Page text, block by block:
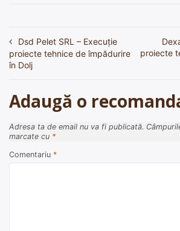
Navigare
în
Dsd Pelet SRL – Execuție
proiecte tehnice de împădurire
în Dolj
proiecte
Adaugă o
Adresa ta de email nu va fi publicată.
marcate cu *
Comentariu *